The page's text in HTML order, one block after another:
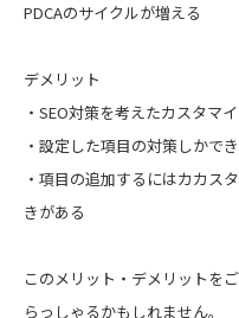
PDCAのサイクルが増える
デメリット
・SEO対策を考えたカスタマ
・設定した項目の対策しかで
・項目の追加するにはカカス
きがある
このメリット・デメリットを
らっしゃるかもしれません。